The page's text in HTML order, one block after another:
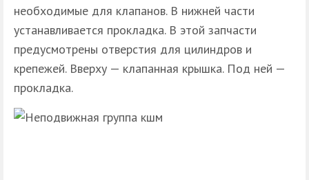
необходимые для клапанов. В нижней части
устанавливается прокладка. В этой запчасти
предусмотрены отверстия для цилиндров и
крепежей. Вверху — клапанная крышка. Под ней —
прокладка.